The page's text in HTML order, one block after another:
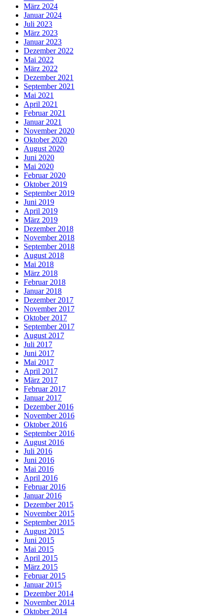
März 2024
Januar 2024
Juli 2023
März 2023
Januar 2023
Dezember 2022
Mai 2022
März 2022
Dezember 2021
September 2021
Mai 2021
April 2021
Februar 2021
Januar 2021
November 2020
Oktober 2020
August 2020
Juni 2020
Mai 2020
Februar 2020
Oktober 2019
September 2019
Juni 2019
April 2019
März 2019
Dezember 2018
November 2018
September 2018
August 2018
Mai 2018
März 2018
Februar 2018
Januar 2018
Dezember 2017
November 2017
Oktober 2017
September 2017
August 2017
Juli 2017
Juni 2017
Mai 2017
April 2017
März 2017
Februar 2017
Januar 2017
Dezember 2016
November 2016
Oktober 2016
September 2016
August 2016
Juli 2016
Juni 2016
Mai 2016
April 2016
Februar 2016
Januar 2016
Dezember 2015
November 2015
September 2015
August 2015
Juni 2015
Mai 2015
April 2015
März 2015
Februar 2015
Januar 2015
Dezember 2014
November 2014
Oktober 2014